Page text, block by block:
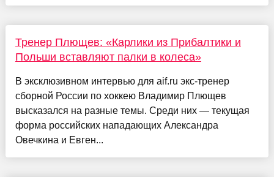
Тренер Плющев: «Карлики из Прибалтики и
Польши вставляют палки в колеса»
В эксклюзивном интервью для aif.ru экс-тренер
сборной России по хоккею Владимир Плющев
высказался на разные темы. Среди них — текущая
форма российских нападающих Александра
Овечкина и Евген...